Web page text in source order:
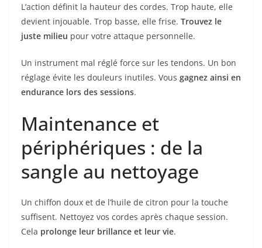
L’action définit la hauteur des cordes. Trop haute, elle
devient injouable. Trop basse, elle frise. Trouvez le
juste milieu pour votre attaque personnelle.
Un instrument mal réglé force sur les tendons. Un bon
réglage évite les douleurs inutiles. Vous gagnez ainsi en
endurance lors des sessions.
Maintenance et
périphériques : de la
sangle au nettoyage
Un chiffon doux et de l’huile de citron pour la touche
suffisent. Nettoyez vos cordes après chaque session.
Cela prolonge leur brillance et leur vie.